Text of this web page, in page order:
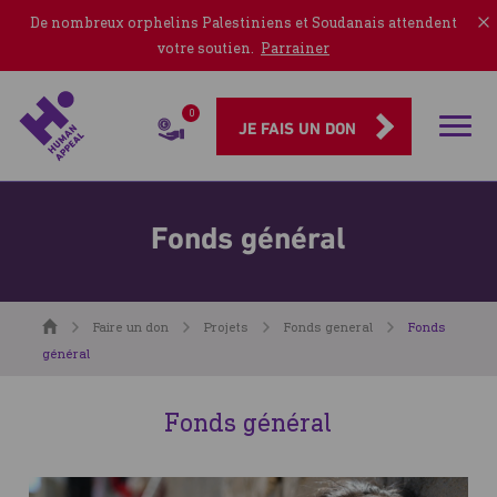
De nombreux orphelins Palestiniens et Soudanais attendent
votre soutien. Parrainer
0
JE FAIS UN DON
Fonds général
AccueilFaire un don Projets Fonds general
Fonds
général
Fonds général